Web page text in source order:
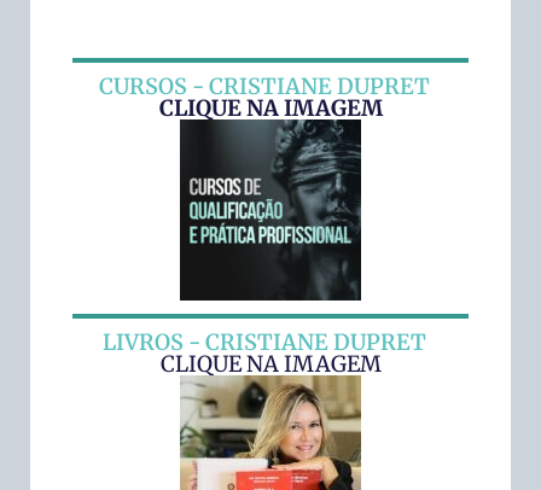
CURSOS - CRISTIANE DUPRET
CLIQUE NA IMAGEM
LIVROS - CRISTIANE DUPRET
CLIQUE NA IMAGEM